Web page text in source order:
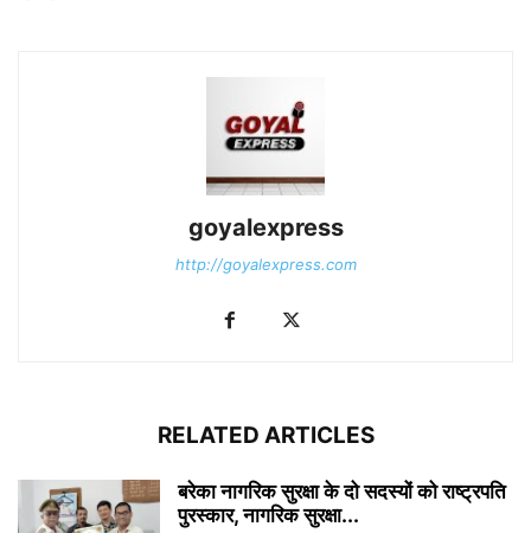
goyalexpress
http://goyalexpress.com
RELATED ARTICLES
बरेका नागरिक सुरक्षा के दो सदस्यों को राष्ट्रपति
पुरस्कार, नागरिक सुरक्षा...